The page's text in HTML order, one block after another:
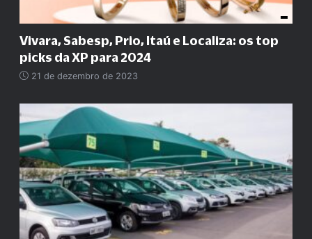
Vivara, Sabesp, Prio, Itaú e Localiza: os top
picks da XP para 2024
21 de dezembro de 2023